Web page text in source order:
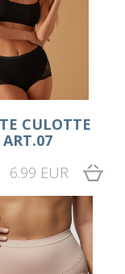
CULOTTE
ART.07
6.99 EUR